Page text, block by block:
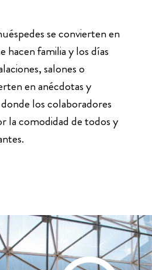
se convierten en
hacen familia y los días
salones o
en anécdotas y
los colaboradores
la comodidad de todos y